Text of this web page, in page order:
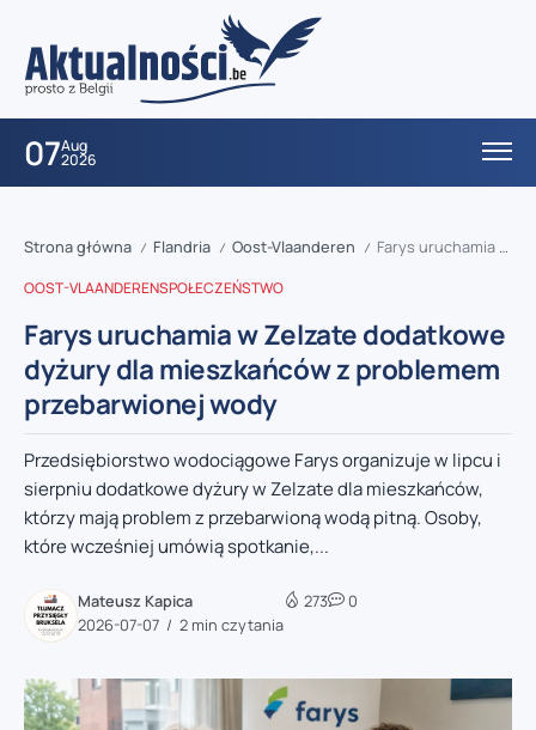
07Aug
2026
Strona główna / Flandria / Oost-Vlaanderen / Farys uruchamia w Zelzate dodatkowe dyżury dla mieszkańców z problemem przebarwionej wody
OOST-VLAANDERENSPOŁECZEŃSTWO
Farys uruchamia w Zelzate dodatkowe
dyżury dla mieszkańców z problemem
przebarwionej wody
Przedsiębiorstwo wodociągowe Farys organizuje w lipcu i
sierpniu dodatkowe dyżury w Zelzate dla mieszkańców,
którzy mają problem z przebarwioną wodą pitną. Osoby,
które wcześniej umówią spotkanie,...
Mateusz Kapica
2026-07-07
2 min czytania
273 0